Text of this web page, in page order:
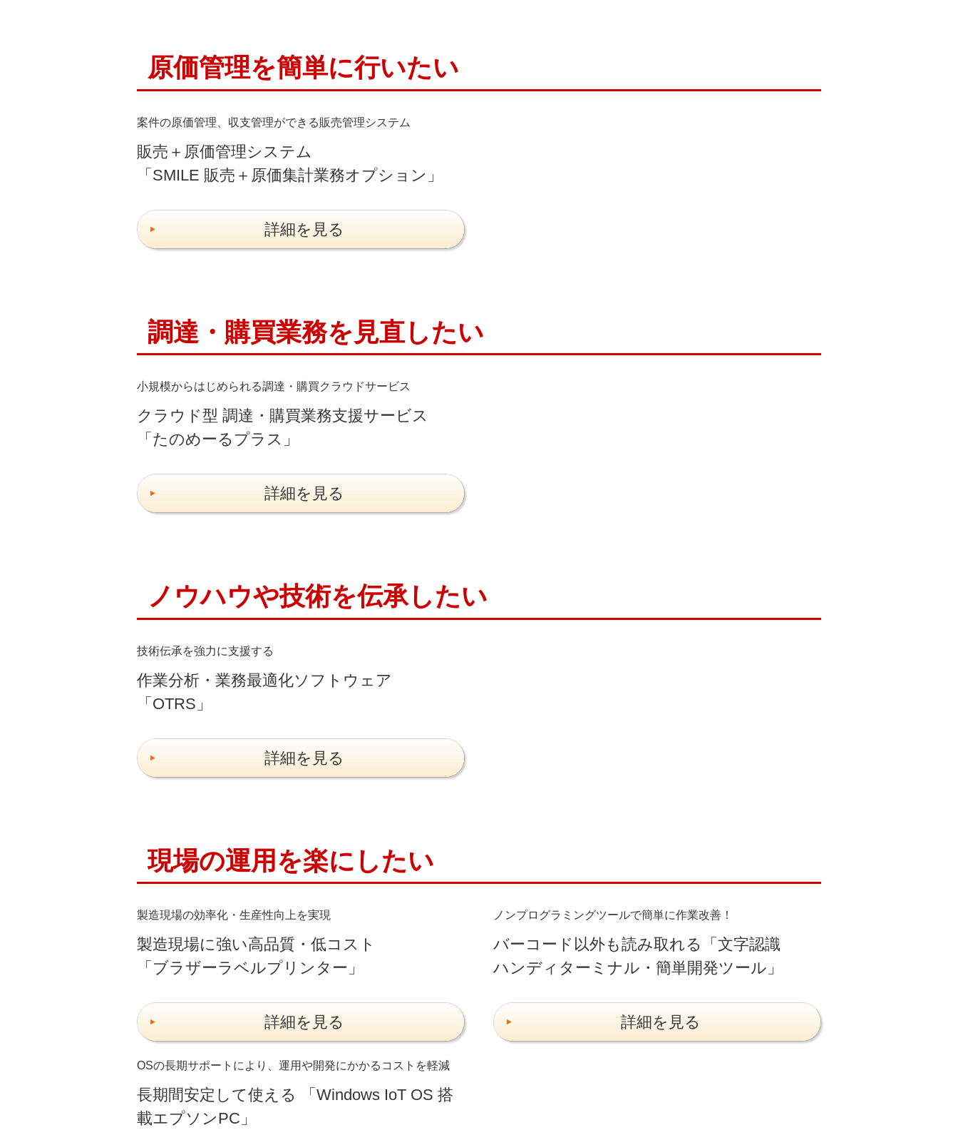
原価管理を簡単に行いたい
案件の原価管理、収支管理ができる販売管理システム
販売＋原価管理システム
「SMILE 販売＋原価集計業務オプション」
詳細を見る
調達・購買業務を見直したい
小規模からはじめられる調達・購買クラウドサービス
クラウド型 調達・購買業務支援サービス
「たのめーるプラス」
詳細を見る
ノウハウや技術を伝承したい
技術伝承を強力に支援する
作業分析・業務最適化ソフトウェア
「OTRS」
詳細を見る
現場の運用を楽にしたい
製造現場の効率化・生産性向上を実現
製造現場に強い高品質・低コスト
「ブラザーラベルプリンター」
詳細を見る
ノンプログラミングツールで簡単に作業改善！
バーコード以外も読み取れる「文字認識
ハンディターミナル・簡単開発ツール」
詳細を見る
OSの長期サポートにより、運用や開発にかかるコストを軽減
長期間安定して使える 「Windows IoT OS 搭
載エプソンPC」